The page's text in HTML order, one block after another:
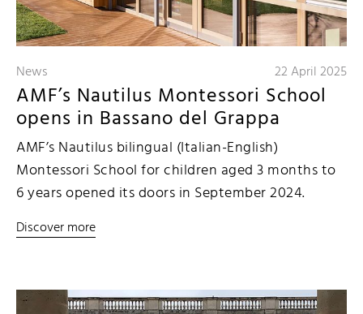
News 22 April 2025
AMF’s Nautilus Montessori School
opens in Bassano del Grappa
AMF’s Nautilus bilingual (Italian-English)
Montessori School for children aged 3 months to
6 years opened its doors in September 2024.
Discover more